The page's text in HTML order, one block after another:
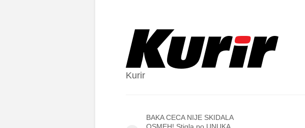
Kurir
BAKA CECA NIJE SKIDALA